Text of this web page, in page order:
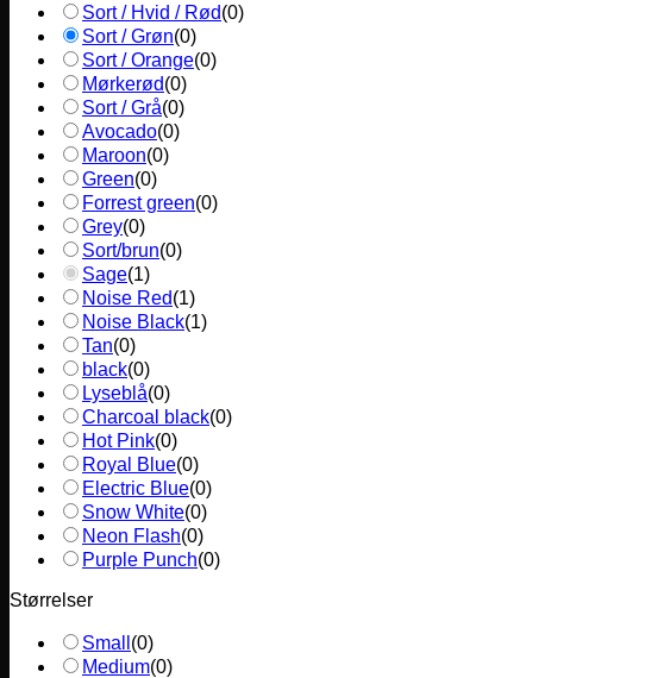
Sort / Hvid / Rød(0)
Sort / Grøn(0)
Sort / Orange(0)
Mørkerød(0)
Sort / Grå(0)
Avocado(0)
Maroon(0)
Green(0)
Forrest green(0)
Grey(0)
Sort/brun(0)
Sage(1)
Noise Red(1)
Noise Black(1)
Tan(0)
black(0)
Lyseblå(0)
Charcoal black(0)
Hot Pink(0)
Royal Blue(0)
Electric Blue(0)
Snow White(0)
Neon Flash(0)
Purple Punch(0)
Størrelser
Small (0)
Medium(0)